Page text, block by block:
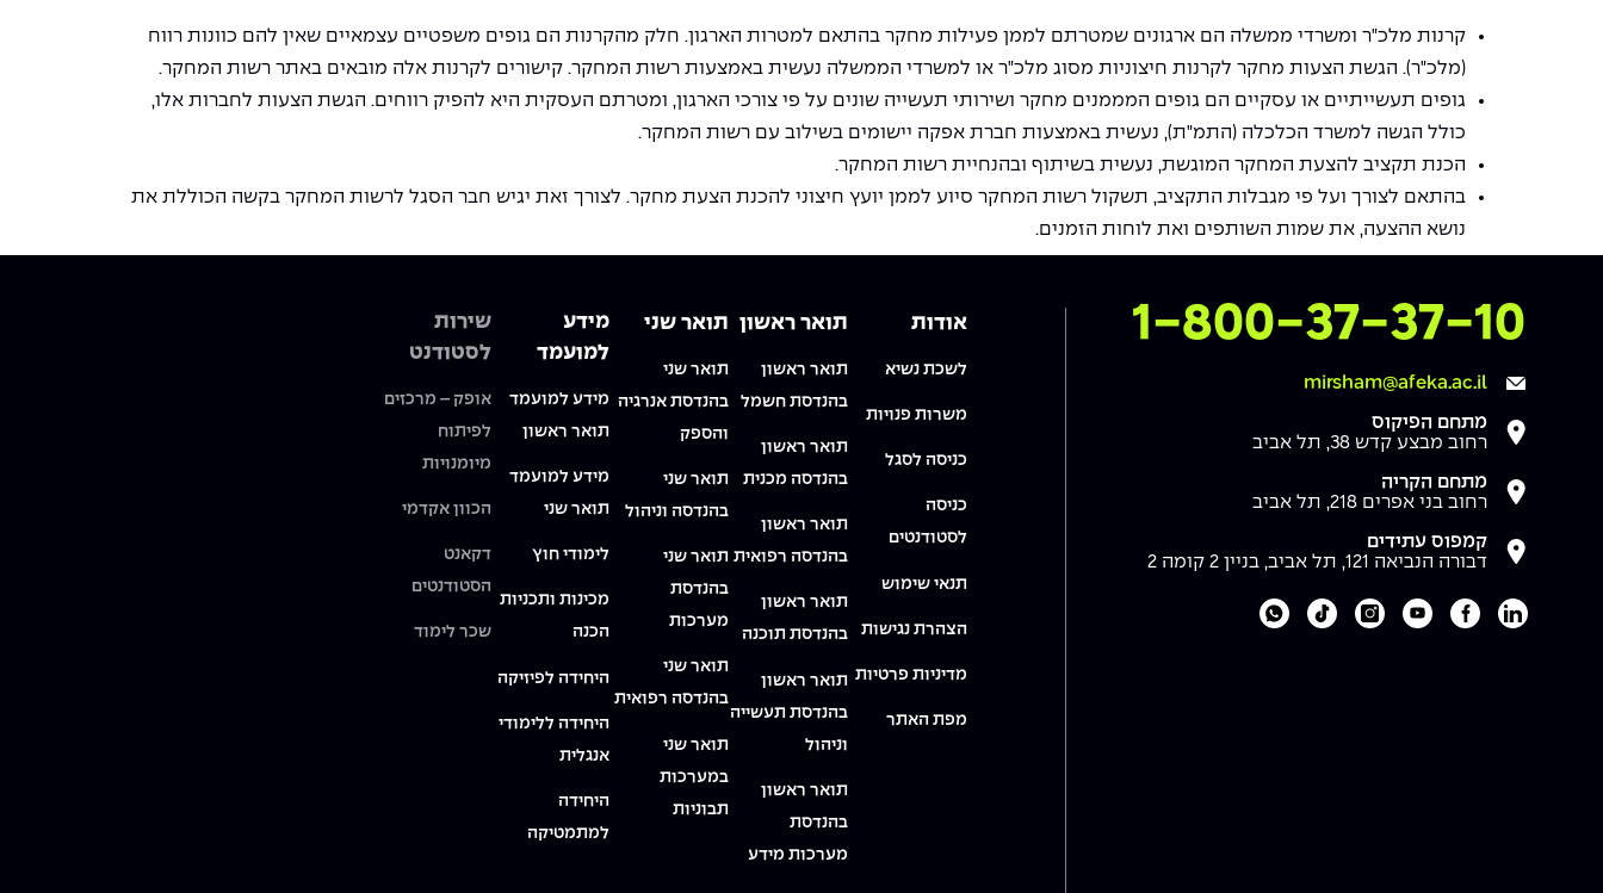
קרנות מלכ"ר ומשרדי ממשלה הם ארגונים שמטרתם לממן פעילות מחקר בהתאם למטרות הארגון. חלק מהקרנות הם גופים משפטיים עצמאיים שאין להם כוונות רווח
(מלכ"ר). הגשת הצעות מחקר לקרנות חיצוניות מסוג מלכ"ר או למשרדי הממשלה נעשית באמצעות רשות המחקר. קישורים לקרנות אלה מובאים באתר רשות המחקר.
גופים תעשייתיים או עסקיים הם גופים המממנים מחקר ושירותי תעשייה שונים על פי צורכי הארגון, ומטרתם העסקית היא להפיק רווחים. הגשת הצעות לחברות אלו,
כולל הגשה למשרד הכלכלה (התמ"ת), נעשית באמצעות חברת אפקה יישומים בשילוב עם רשות המחקר.
הכנת תקציב להצעת המחקר המוגשת, נעשית בשיתוף ובהנחיית רשות המחקר.
בהתאם לצורך ועל פי מגבלות התקציב, תשקול רשות המחקר סיוע לממן יועץ חיצוני להכנת הצעת מחקר. לצורך זאת יגיש חבר הסגל לרשות המחקר בקשה הכוללת את
נושא ההצעה, את שמות השותפים ואת לוחות הזמנים.
צרו איתנו קשר
1-800-37-37-10
mirsham@afeka.ac.il
מתחם הפיקוס
רחוב מבצע קדש 38, תל אביב
מתחם הקריה
רחוב בני אפרים 218, תל אביב
קמפוס עתידים
דבורה הנביאה 121, תל אביב, בניין 2 קומה 2
לעמוד הלינקדאין של מכללת אפקה
לעמוד הפייסבוק של מכללת אפקה
לעמוד היוטיוב של מכללת אפקה
לעמוד האינסטגרם של מכללת אפקה
לעמוד הטיקטוק של מכללת אפקה
לוואטסאפ של מכללת אפקה
אודות
לשכת נשיא
משרות פנויות
כניסה לסגל
כניסה
לסטודנטים
תנאי שימוש
הצהרת נגישות
מדיניות פרטיות
מפת האתר
תואר ראשון
תואר ראשון
בהנדסת חשמל
תואר ראשון
בהנדסה מכנית
תואר ראשון
בהנדסה רפואית
תואר ראשון
בהנדסת תוכנה
תואר ראשון
בהנדסת תעשייה
וניהול
תואר ראשון
בהנדסת
מערכות מידע
תואר שני
תואר שני
בהנדסת אנרגיה
והספק
תואר שני
בהנדסה וניהול
תואר שני
בהנדסת
מערכות
תואר שני
בהנדסה רפואית
תואר שני
במערכות
תבוניות
מידע
למועמד
מידע למועמד
תואר ראשון
מידע למועמד
תואר שני
לימודי חוץ
מכינות ותכניות
הכנה
היחידה לפיזיקה
היחידה ללימודי
אנגלית
היחידה
למתמטיקה
שירות
לסטודנט
אופק – מרכזים
לפיתוח
מיומנויות
הכוון אקדמי
דקאנט
הסטודנטים
שכר לימוד